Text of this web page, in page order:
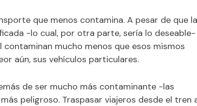
que menos contamina. A pesar de que la
-lo cual, por otra parte, sería lo
mucho menos que esos mismos
aún, sus vehículos particulares.
de ser mucho más contaminante -las
peligroso. Traspasar viajeros desde el tren